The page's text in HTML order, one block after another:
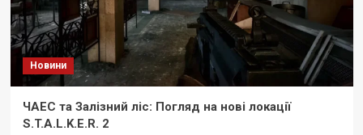
Новини
ЧАЕС та Залізний ліс: Погляд на нові локації
S.T.A.L.K.E.R. 2